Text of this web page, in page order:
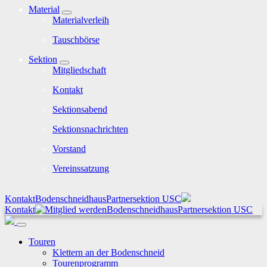
Material
Materialverleih
Tauschbörse
Sektion
Mitgliedschaft
Kontakt
Sektionsabend
Sektionsnachrichten
Vorstand
Vereinssatzung
KontaktBodenschneidhausPartnersektion USC
Kontakt
BodenschneidhausPartnersektion USC
Touren
Klettern an der Bodenschneid
Tourenprogramm